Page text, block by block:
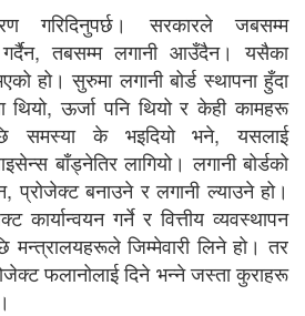
गरिदिनुपर्छ। सरकारले जबसम्म
गर्दैन, तबसम्म लगानी आउँदैन। यसैका
हो। सुरुमा लगानी बोर्ड स्थापना हुँदा
थियो, ऊर्जा पनि थियो र केही कामहरू
समस्या के भइदियो भने, यसलाई
बाँड्नेतिर लागियो। लगानी बोर्डको
प्रोजेक्ट बनाउने र लगानी ल्याउने हो।
कार्यान्वयन गर्ने र वित्तीय व्यवस्थापन
मन्त्रालयहरूले जिम्मेवारी लिने हो। तर
फलानोलाई दिने भन्ने जस्ता कुराहरू